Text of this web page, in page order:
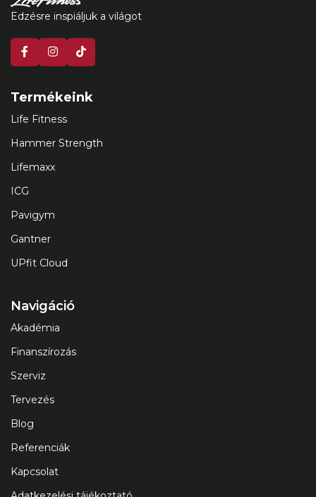
Edzésre inspiáljuk a világot
Termékeink
Life Fitness
Hammer Strength
Lifemaxx
ICG
Pavigym
Gantner
UPfit Cloud
Navigáció
Akadémia
Finanszírozás
Szerviz
Tervezés
Blog
Referenciák
Kapcsolat